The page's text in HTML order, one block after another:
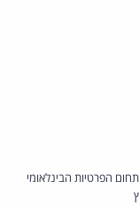
הפרטיות הבינלאומי